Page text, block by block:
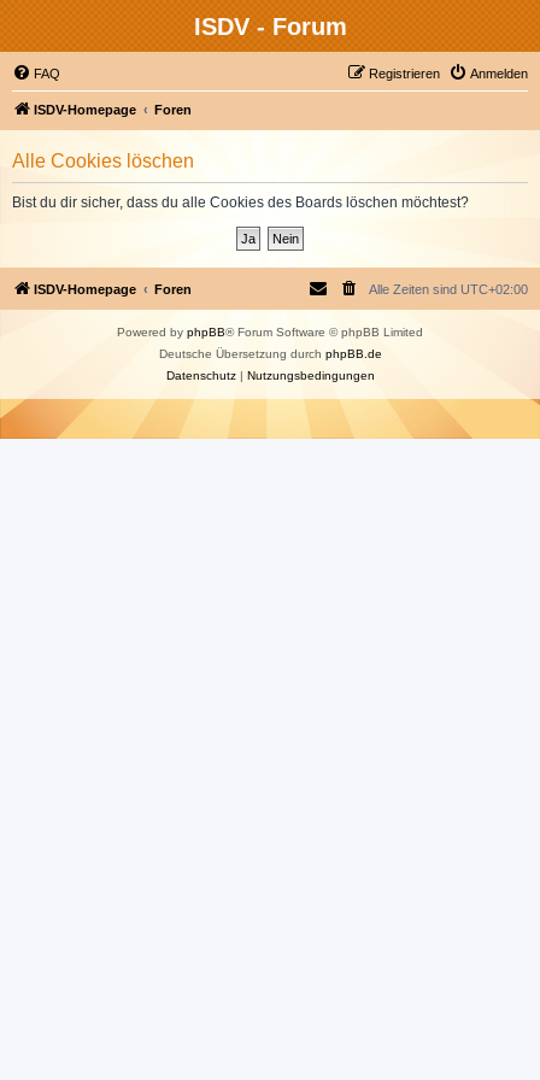
ISDV - Forum
FAQ Anmelden
Registrieren
ISDV-Homepage Foren
Alle Cookies löschen
Bist du dir sicher, dass du alle Cookies des Boards löschen möchtest?
ISDV-Homepage Foren Alle Zeiten sind UTC+02:00
Powered by phpBB® Forum Software © phpBB Limited
Deutsche Übersetzung durch phpBB.de
Datenschutz| Nutzungsbedingungen